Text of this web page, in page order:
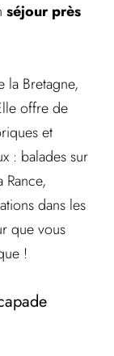
séjour près
la Bretagne,
offre de
et
: balades sur
dans les
que vous
!